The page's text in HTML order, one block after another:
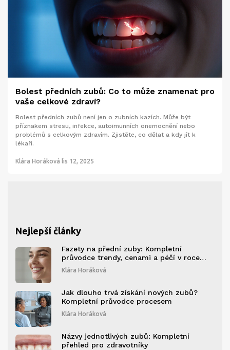
Bolest předních zubů: Co to může znamenat pro
vaše celkové zdraví?
Bolest předních zubů není jen o zubních kazích. Může být
příznakem stresu, infekce, autoimunních onemocnění nebo
problémů s celkovým zdravím. Zjistěte, co dělat a kdy jít k
lékaři.
Klára Horáková lis 12, 2025
Nejlepší články
Fazety na přední zuby: Kompletní
průvodce trendy, cenami a péčí v roce
2026
Klára Horáková
Jak dlouho trvá získání nových zubů?
Kompletní průvodce procesem
Klára Horáková
Názvy jednotlivých zubů: Kompletní
přehled pro zdravotníky